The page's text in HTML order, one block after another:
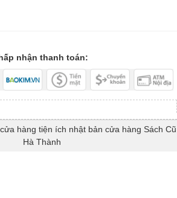
nhận thanh toán:
hàng tiện ích nhật bản cửa hàng Sách Cũ
Hà Thành